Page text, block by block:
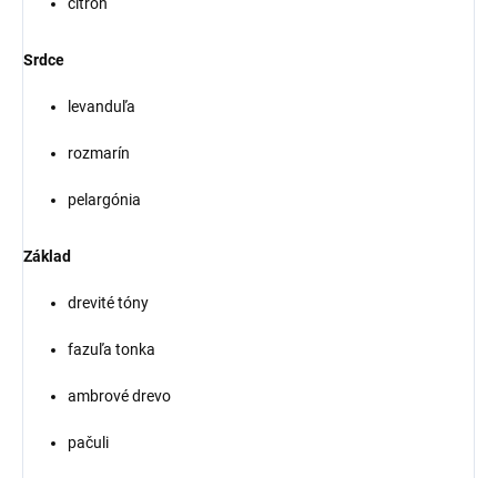
Srdce
levanduľa
rozmarín
pelargónia
Základ
drevité tóny
fazuľa tonka
ambrové drevo
pačuli